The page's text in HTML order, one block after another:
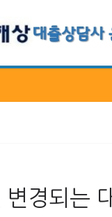
경되는